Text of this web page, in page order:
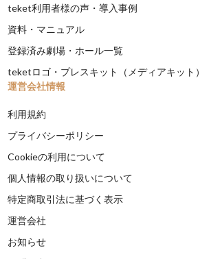
teket利用者様の声・導入事例
資料・マニュアル
登録済み劇場・ホール一覧
teketロゴ・プレスキット（メディアキット）
運営会社情報
利用規約
プライバシーポリシー
Cookieの利用について
個人情報の取り扱いについて
特定商取引法に基づく表示
運営会社
お知らせ